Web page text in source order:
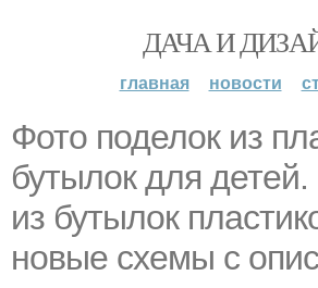
ДАЧА И
главная новости
Фото поделок из
бутылок для
из бутылок
новые схемы с